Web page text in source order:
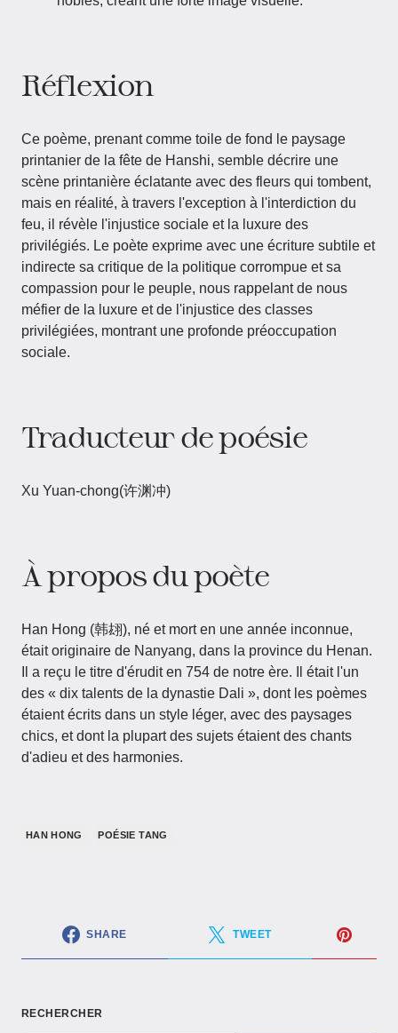
Réflexion
Ce poème, prenant comme toile de fond le paysage
printanier de la fête de Hanshi, semble décrire une
scène printanière éclatante avec des fleurs qui tombent,
mais en réalité, à travers l'exception à l'interdiction du
feu, il révèle l'injustice sociale et la luxure des
privilégiés. Le poète exprime avec une écriture subtile et
indirecte sa critique de la politique corrompue et sa
compassion pour le peuple, nous rappelant de nous
méfier de la luxure et de l'injustice des classes
privilégiées, montrant une profonde préoccupation
sociale.
Traducteur de poésie
Xu Yuan-chong(许渊冲)
À propos du poète
Han Hong (韩翃), né et mort en une année inconnue,
était originaire de Nanyang, dans la province du Henan.
Il a reçu le titre d'érudit en 754 de notre ère. Il était l'un
des « dix talents de la dynastie Dali », dont les poèmes
étaient écrits dans un style léger, avec des paysages
chics, et dont la plupart des sujets étaient des chants
d'adieu et des harmonies.
HAN HONG POÉSIE TANG
SHARE TWEET
RECHERCHER